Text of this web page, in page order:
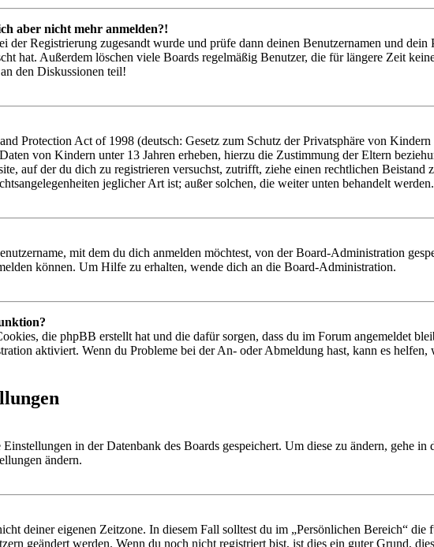
aber nicht mehr anmelden?!
der Registrierung zugesandt wurde und prüfe dann deinen Benutzernamen und
hat. Außerdem löschen viele Boards regelmäßig Benutzer, die für längere Zeit
den Diskussionen teil!
Protection Act of 1998 (deutsch: Gesetz zum Schutz der Privatsphäre von
von Kindern unter 13 Jahren erheben, hierzu die Zustimmung der Eltern
auf der du dich zu registrieren versuchst, zutrifft, ziehe einen rechtlichen Beistand
jeglicher Art ist; außer solchen, die weiter unten behandelt werden.
mit dem du dich anmelden möchtest, von der Board-Administration
können. Um Hilfe zu erhalten, wende dich an die Board-Administration.
die phpBB erstellt hat und die dafür sorgen, dass du im Forum angemeldet
aktiviert. Wenn du Probleme bei der An- oder Abmeldung hast, kann es
in der Datenbank des Boards gespeichert. Um diese zu ändern, gehe
ändern.
deiner eigenen Zeitzone. In diesem Fall solltest du im „Persönlichen Bereich“
geändert werden. Wenn du noch nicht registriert bist, ist dies ein guter Grund,